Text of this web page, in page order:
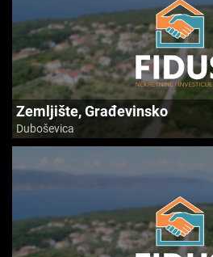
Zemljište, Građevinsko
Duboševica